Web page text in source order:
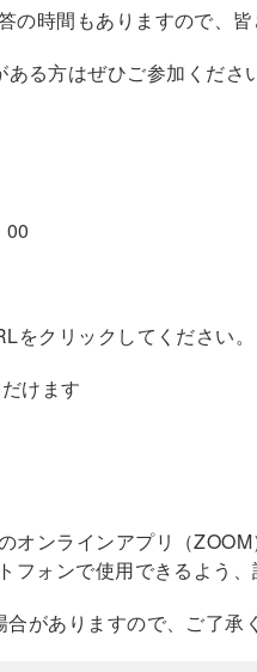
の時間もありますので、
る方はぜひご参加くださ
00
をクリックしてください。
けます
ンラインアプリ（ZOOM
ォンで使用できるよう、
がありますので、ご了承